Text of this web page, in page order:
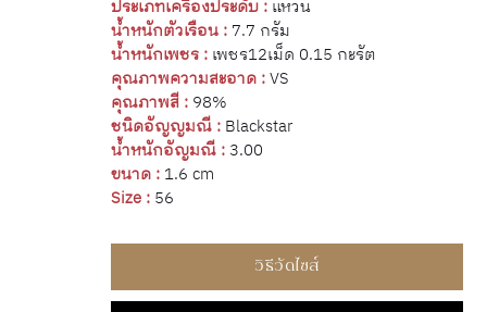
ประเภทเครื่องประดับ : แหวน
น้ำหนักตัวเรือน : 7.7 กรัม
น้ำหนักเพชร : เพชร12เม็ด 0.15 กะรัต
คุณภาพความสะอาด :VS
คุณภาพสี : 98%
ชนิดอัญญมณี : Blackstar
น้ำหนักอัญมณี : 3.00
ขนาด : 1.6 cm
Size : 56
วิธีวัดไซส์